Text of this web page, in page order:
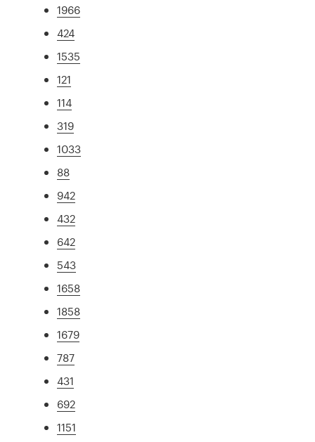
1966
424
1535
121
114
319
1033
88
942
432
642
543
1658
1858
1679
787
431
692
1151